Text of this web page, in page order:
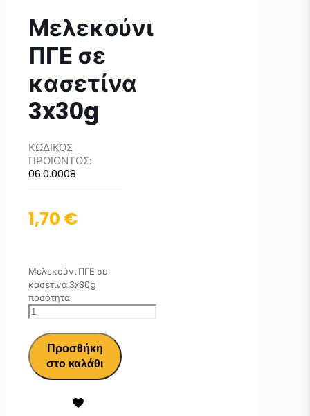
Μελεκούνι
ΠΓΕ σε
κασετίνα
3x30g
ΚΩΔΙΚΟΣ
ΠΡΟΪΟΝΤΟΣ:
06.0.0008
1,70 €
Μελεκούνι ΠΓΕ σε
κασετίνα 3x30g
ποσότητα
Προσθήκη
στο καλάθι